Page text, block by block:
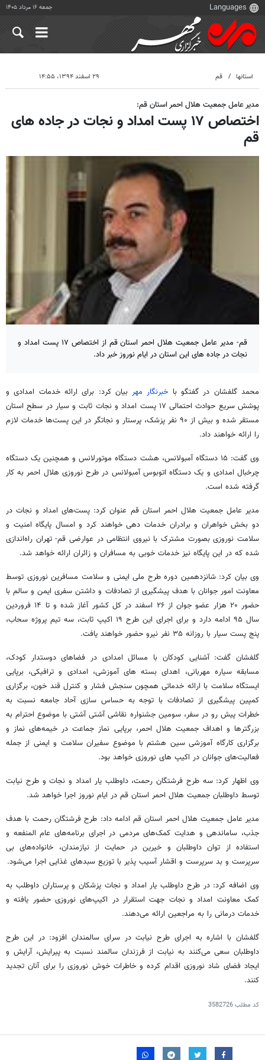
جمعه ۱۶ مرداد ۱۴۰۵
استانها قم ۲۹ اسفند ۱۳۹۴، ۱۴:۵۵
مدیر عامل جمعیت هلال احمر استان قم:
اختصاص ۱۷ پست امداد و نجات در جاده های
قم
قم- مدیر عامل جمعیت هلال احمر استان قم از اختصاص ۱۷ پست امداد و
نجات در جاده های این استان در ایام نوروز خبر داد.
محمد گلفشان در گفتگو با خبرنگار مهر بیان کرد: برای ارائه خدمات امدادی و
پوشش سریع حوادث احتمالی ۱۷ پست امداد و نجات ثابت و سیار در سطح استان
مستقر شده و بیش از ۹۰ نفر پزشک، پرستار و نجاتگر در این پست‌ها خدمات لازم
را ارائه خواهند داد.
وی گفت: ۱۵ دستگاه آمبولانس، هشت دستگاه موتورلانس و همچنین یک دستگاه
چرخبال امدادی و یک دستگاه اتوبوس آمبولانس در طرح نوروزی هلال احمر به کار
گرفته شده است.
مدیر عامل جمعیت هلال احمر استان قم عنوان کرد: پست‌های امداد و نجات در
دو بخش خواهران و برادران خدمات دهی خواهند کرد و امسال پایگاه امنیت و
سلامت نوروزی بصورت مشترک با نیروی انتظامی در عوارضی قم- تهران راه‌اندازی
شده که در این پایگاه نیز خدمات خوبی به مسافران و زائران ارائه خواهد شد.
وی بیان کرد: شانزدهمین دوره طرح ملی ایمنی و سلامت مسافرین نوروزی توسط
معاونت امور جوانان با هدف پیشگیری از تصادفات و داشتن سفری ایمن و سالم با
حضور ۲۰ هزار عضو جوان از ۲۶ اسفند در کل کشور آغاز شده و تا ۱۴ فروردین
سال ۹۵ ادامه دارد و برای اجرای این طرح ۱۹ اکیپ ثابت، سه تیم پروژه سحاب،
پنج پست سیار با روزانه ۳۵ نفر نیرو حضور خواهند یافت.
گلفشان گفت: آشنایی کودکان با مسائل امدادی در فضاهای دوستدار کودک،
مسابقه سیاره مهربانی، اهدای بسته های آموزشی، امدادی و ترافیکی، برپایی
ایستگاه سلامت با ارائه خدماتی همچون سنجش فشار و کنترل قند خون، برگزاری
کمپین پیشگیری از تصادفات با توجه به حساس سازی آحاد جامعه نسبت به
خطرات پیش رو در سفر، سومین جشنواره نقاشی آشتی آشتی با موضوع احترام به
بزرگترها و اهداف جمعیت هلال احمر، برپایی نماز جماعت در خیمه‌های نماز و
برگزاری کارگاه آموزشی سین هشتم با موضوع سفیران سلامت و ایمنی از جمله
فعالیت‌های جوانان در اکیپ های نوروزی خواهد بود.
وی اظهار کرد: سه طرح فرشتگان رحمت، داوطلب یار امداد و نجات و طرح نیابت
توسط داوطلبان جمعیت هلال احمر استان قم در ایام نوروز اجرا خواهد شد.
مدیر عامل جمعیت هلال احمر استان قم ادامه داد: طرح فرشتگان رحمت با هدف
جذب، ساماندهی و هدایت کمک‌های مردمی در اجرای برنامه‌های عام المنفعه و
استفاده از توان داوطلبان و خیرین در حمایت از نیازمندان، خانواده‌های بی
سرپرست و بد سرپرست و اقشار آسیب پذیر با توزیع سبدهای غذایی اجرا می‌شود.
وی اضافه کرد: در طرح داوطلب یار امداد و نجات پزشکان و پرستاران داوطلب به
کمک معاونت امداد و نجات جهت استقرار در اکیپ‌های نوروزی حضور یافته و
خدمات درمانی را به مراجعین ارائه می‌دهند.
گلفشان با اشاره به اجرای طرح نیابت در سرای سالمندان افزود: در این طرح
داوطلبان سعی می‌کنند به نیابت از فرزندان سالمند نسبت به پیرایش، آرایش و
ایجاد فضای شاد نوروزی اقدام کرده و خاطرات خوش نوروزی را برای آنان تجدید
کنند.
کد مطلب3582726